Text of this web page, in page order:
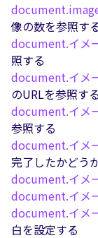
像の数を参照す
document.イメ
照する
document.イメ
のURLを参照する
document.イメ
参照する
document.イメ
完了したかどう
document.イメ
document.イメ
document.イメ
白を設定する